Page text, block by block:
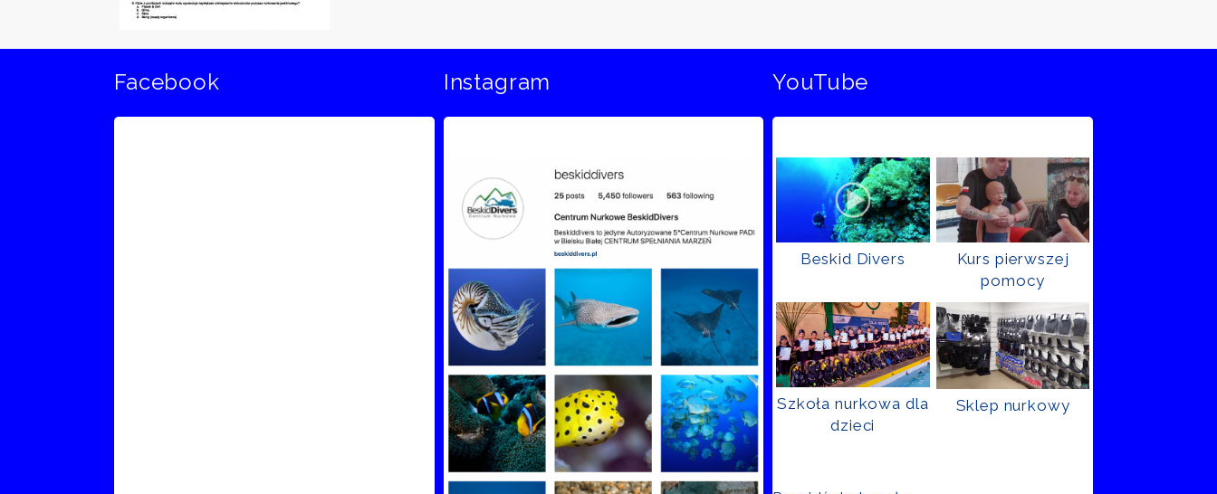
Facebook Instagram YouTube
Beskid Divers
Kurs pierwszej
pomocy
Szkoła nurkowa dla
dzieci
Sklep nurkowy